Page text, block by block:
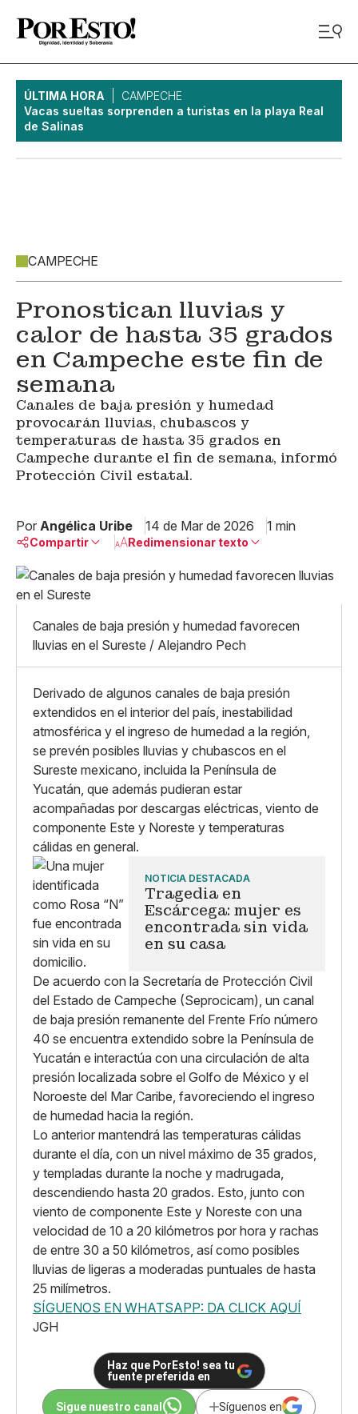
ÚLTIMA HORA
CAMPECHE
Vacas sueltas sorprenden a turistas en la playa Real
de Salinas
CAMPECHE
Pronostican lluvias y
calor de hasta 35 grados
en Campeche este fin de
semana
Canales de baja presión y humedad
provocarán lluvias, chubascos y
temperaturas de hasta 35 grados en
Campeche durante el fin de semana, informó
Protección Civil estatal.
Por Angélica Uribe 14 de Mar de 2026 1 min
Compartir
Linkedin
X
Whatsapp
Copiar enlace
Redimensionar texto
Grande
Canales de baja presión y humedad favorecen
lluvias en el Sureste / Alejandro Pech
Derivado de algunos canales de baja presión
extendidos en el interior del país, inestabilidad
atmosférica y el ingreso de humedad a la región,
se prevén posibles lluvias y chubascos en el
Sureste mexicano, incluida la Península de
Yucatán, que además pudieran estar
acompañadas por descargas eléctricas, viento de
componente Este y Noreste y temperaturas
cálidas en general.
NOTICIA DESTACADA
Tragedia en
Escárcega: mujer es
encontrada sin vida
en su casa
De acuerdo con la Secretaría de Protección Civil
del Estado de Campeche (Seprocicam), un canal
de baja presión remanente del Frente Frío número
40 se encuentra extendido sobre la Península de
Yucatán e interactúa con una circulación de alta
presión localizada sobre el Golfo de México y el
Noroeste del Mar Caribe, favoreciendo el ingreso
de humedad hacia la región.
Lo anterior mantendrá las temperaturas cálidas
durante el día, con un nivel máximo de 35 grados,
y templadas durante la noche y madrugada,
descendiendo hasta 20 grados. Esto, junto con
viento de componente Este y Noreste con una
velocidad de 10 a 20 kilómetros por hora y rachas
de entre 30 a 50 kilómetros, así como posibles
lluvias de ligeras a moderadas puntuales de hasta
25 milímetros.
SÍGUENOS EN WHATSAPP: DA CLICK AQUÍ
JGH
Haz que PorEsto! sea tu
fuente preferida en
Sigue nuestro canal Síguenos en